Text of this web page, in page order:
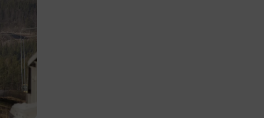
med
uppgifter
olika
vem